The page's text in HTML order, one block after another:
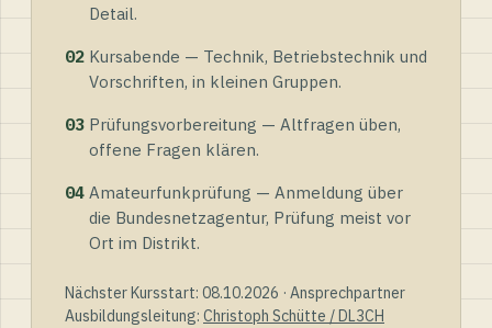
Detail.
02 Kursabende — Technik, Betriebstechnik und
Vorschriften, in kleinen Gruppen.
03 Prüfungsvorbereitung — Altfragen üben,
offene Fragen klären.
04 Amateurfunkprüfung — Anmeldung über
die Bundesnetzagentur, Prüfung meist vor
Ort im Distrikt.
Nächster Kursstart: 08.10.2026 · Ansprechpartner
Ausbildungsleitung: Christoph Schütte / DL3CH